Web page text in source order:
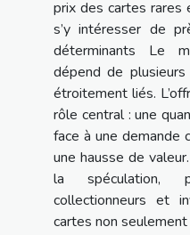
prix des cartes rares
s’y intéresser de
déterminants Le
dépend de plusieurs
étroitement liés.
rôle central : une
face à une demande
une hausse de
la spéculation,
collectionneurs et
cartes non seulement